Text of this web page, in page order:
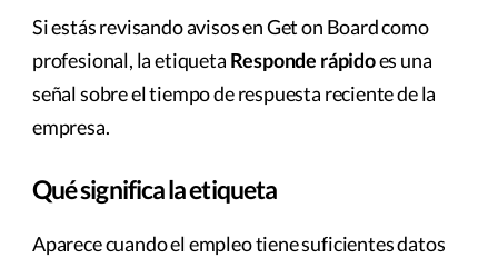
Si estás revisando avisos en Get on Board como
profesional, la etiqueta Responde rápidoes una
señal sobre el tiempo de respuesta reciente de la
empresa.
Qué significa la etiqueta
Aparece cuando el empleo tiene suficientes datos